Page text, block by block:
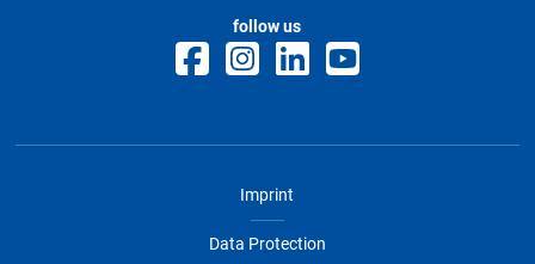
follow us
Imprint
Data Protection